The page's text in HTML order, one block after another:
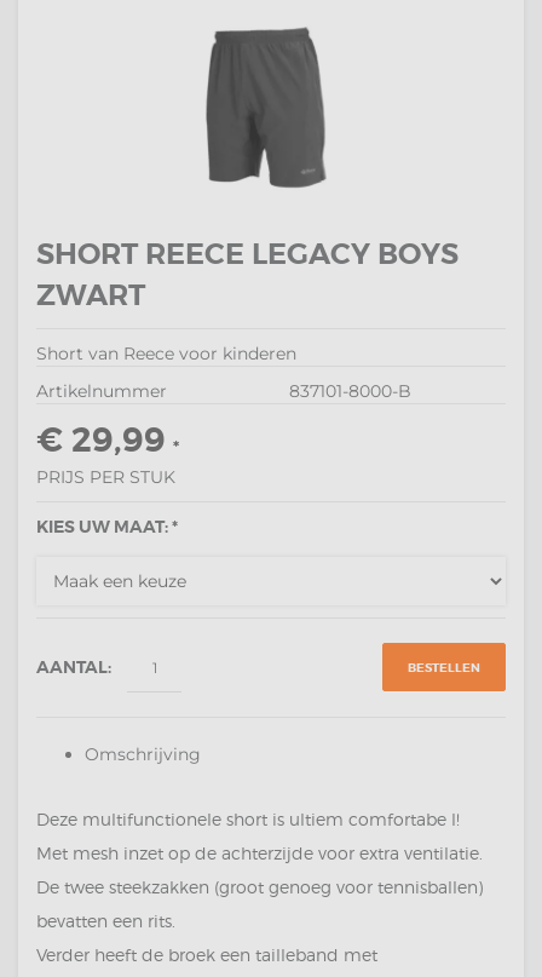
SHORT REECE LEGACY BOYS
ZWART
Short van Reece voor kinderen
Artikelnummer
837101-8000-B
€ 29,99 *
PRIJS PER STUK
KIES UW MAAT: *
AANTAL: BESTELLEN
Omschrijving
Deze multifunctionele short is ultiem comfortabe l!
Met mesh inzet op de achterzijde voor extra ventilatie.
De twee steekzakken (groot genoeg voor tennisballen)
bevatten een rits.
Verder heeft de broek een tailleband met